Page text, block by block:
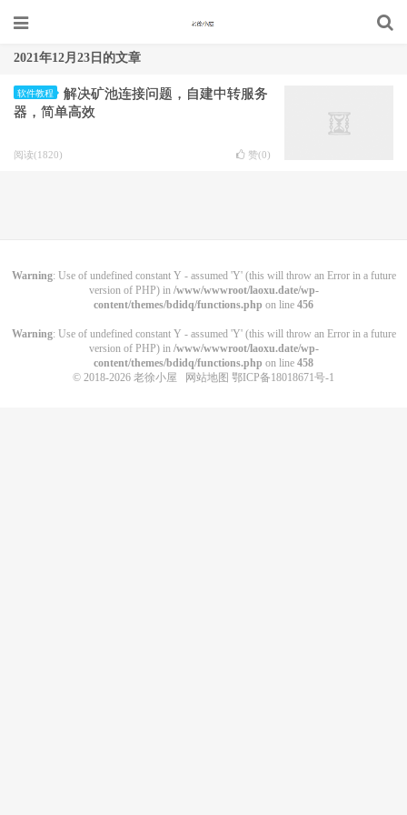
2021年12月23日的文章
软件教程
解决矿池连接问题，自建中转服务
器，简单高效
阅读(1820) 赞(0)
Warning: Use of undefined constant Y - assumed 'Y' (this will throw an Error in a future
version of PHP) in /www/wwwroot/laoxu.date/wp-
content/themes/bdidq/functions.php on line 456
Warning: Use of undefined constant Y - assumed 'Y' (this will throw an Error in a future
version of PHP) in /www/wwwroot/laoxu.date/wp-
content/themes/bdidq/functions.php on line 458
© 2018-2026 老徐小屋 网站地图 鄂ICP备18018671号-1